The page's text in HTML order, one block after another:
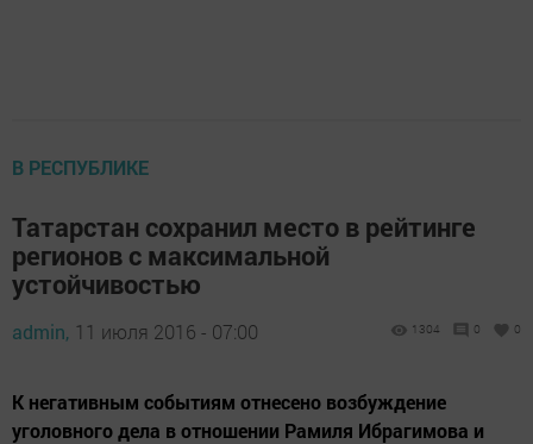
В РЕСПУБЛИКЕ
Татарстан сохранил место в рейтинге
регионов с максимальной
устойчивостью
admin, 11 июля 2016 - 07:00 1304 0 0
К негативным событиям отнесено возбуждение
уголовного дела в отношении Рамиля Ибрагимова и